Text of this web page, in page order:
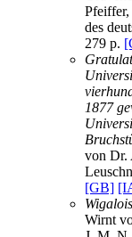
des
279 p.
1877
von Dr.
[GB]
Wirnt